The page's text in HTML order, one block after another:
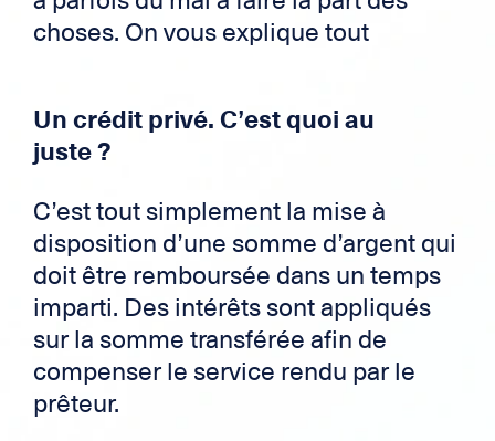
choses. On vous explique tout
Un crédit privé. C’est quoi au
juste ?
C’est tout simplement la mise à
disposition d’une somme d’argent qui
doit être remboursée dans un temps
imparti. Des intérêts sont appliqués
sur la somme transférée afin de
compenser le service rendu par le
prêteur.